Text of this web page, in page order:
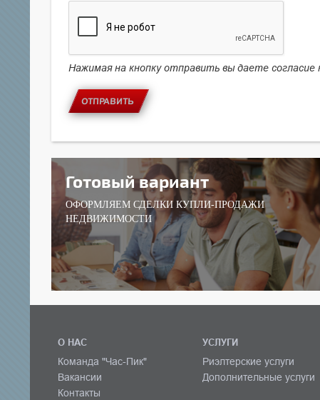
Нажимая на кнопку отправить вы даете согласие
ОТПРАВИТЬ
Готовый вариант
ОФОРМЛЯЕМ СДЕЛКИ КУПЛИ-ПРОДАЖИ
НЕДВИЖИМОСТИ
О НАС
Команда "Час-Пик"
Вакансии
Контакты
УСЛУГИ
Риэлтерские услуги
Дополнительные услуги